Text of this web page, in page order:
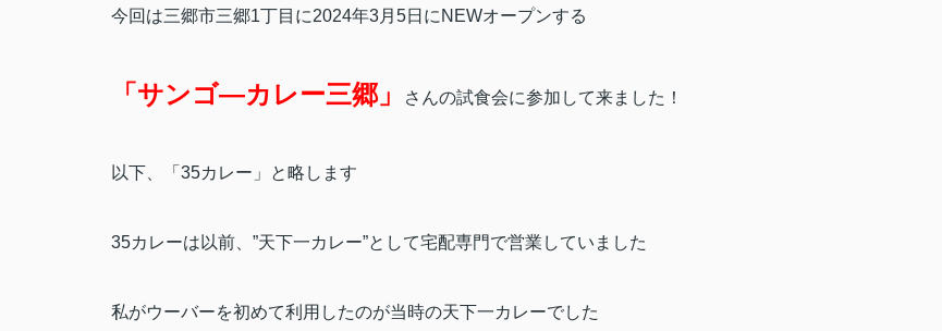
今回は三郷市三郷1丁目に2024年3月5日にNEWオープンする
「サンゴ―カレー三郷」 さんの試食会に参加して来ました！
以下、「35カレー」と略します
35カレーは以前、”天下一カレー”として宅配専門で営業していました
私がウーバーを初めて利用したのが当時の天下一カレーでした